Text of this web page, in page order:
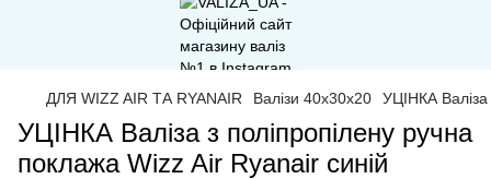
ДЛЯ WIZZ AIR ТА RYANAIR Валізи 40x30x20 УЦІНКА Валіза
УЦІНКА Валіза з поліпропілену ручна
поклажа Wizz Air Ryanair синій